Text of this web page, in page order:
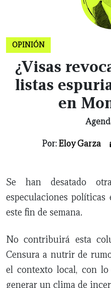
OPINIÓN
¿Visas
listas
en
Por:Eloy Garza
Se han desatado
especulaciones
este fin de semana.
No contribuirá esta
Censura a nutrir de
el contexto local, con
generar un clima de